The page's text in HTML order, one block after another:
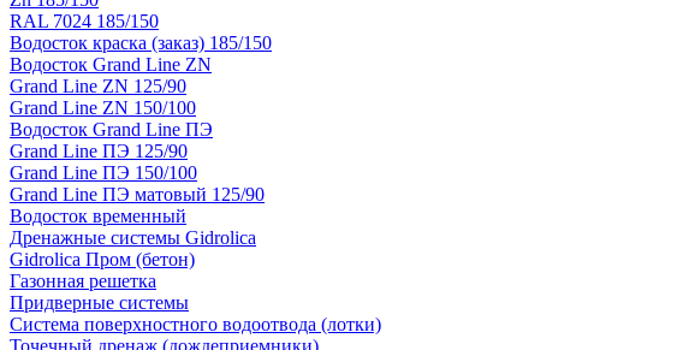
RAL 7024 185/150
Водосток краска (заказ) 185/150
Водосток Grand Line ZN
Grand Line ZN 125/90
Grand Line ZN 150/100
Водосток Grand Line ПЭ
Grand Line ПЭ 125/90
Grand Line ПЭ 150/100
Grand Line ПЭ матовый 125/90
Водосток временный
Дренажные системы Gidrolica
Gidrolica Пром (бетон)
Газонная решетка
Придверные системы
Система поверхностного водоотвода (лотки)
Точечный дренаж (дождеприемники)